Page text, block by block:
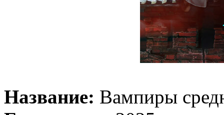
Название: Вампиры